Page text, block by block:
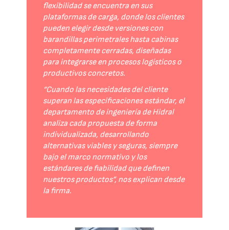
flexibilidad se encuentra en sus
plataformas de carga, donde los clientes
pueden elegir desde versiones con
barandillas perimetrales hasta cabinas
completamente cerradas, diseñadas
para integrarse en procesos logísticos o
productivos concretos.
“Cuando las necesidades del cliente
superan las especificaciones estándar, el
departamento de ingeniería de Hidral
analiza cada propuesta de forma
individualizada, desarrollando
alternativas viables y seguras, siempre
bajo el marco normativo y los
estándares de fiabilidad que definen
nuestros productos”, nos explican desde
la firma.